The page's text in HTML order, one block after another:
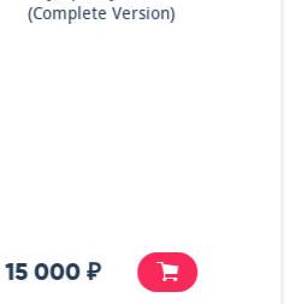
4 500 ₽